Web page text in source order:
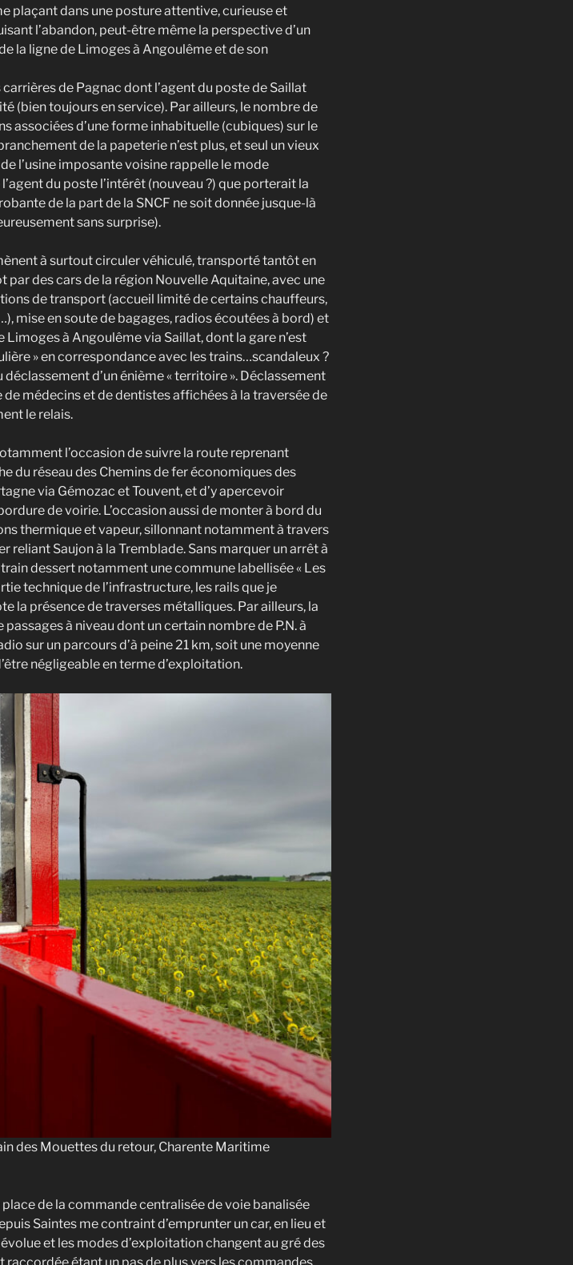
plaçant dans une posture attentive, curieuse et
l’abandon, peut-être même la perspective d’un
la ligne de Limoges à Angoulême et de son
de Pagnac dont l’agent du poste de Saillat
(bien toujours en service). Par ailleurs, le nombre de
associées d’une forme inhabituelle (cubiques) sur le
de la papeterie n’est plus, et seul un vieux
l’usine imposante voisine rappelle le mode
du poste l’intérêt (nouveau ?) que porterait la
de la part de la SNCF ne soit donnée jusque-là
sans surprise).
à surtout circuler véhiculé, transporté tantôt en
des cars de la région Nouvelle Aquitaine, avec une
de transport (accueil limité de certains chauffeurs,
mise en soute de bagages, radios écoutées à bord) et
Limoges à Angoulême via Saillat, dont la gare n’est
» en correspondance avec les trains…scandaleux ?
d’un énième « territoire ». Déclassement
médecins et de dentistes affichées à la traversée de
le relais.
l’occasion de suivre la route reprenant
du réseau des Chemins de fer économiques des
via Gémozac et Touvent, et d’y apercevoir
de voirie. L’occasion aussi de monter à bord du
thermique et vapeur, sillonnant notamment à travers
reliant Saujon à la Tremblade. Sans marquer un arrêt à
dessert notamment une commune labellisée « Les
technique de l’infrastructure, les rails que je
la présence de traverses métalliques. Par ailleurs, la
à niveau dont un certain nombre de P.N. à
sur un parcours d’à peine 21 km, soit une moyenne
négligeable en terme d’exploitation.
des Mouettes du retour, Charente Maritime
de la commande centralisée de voie banalisée
Saintes me contraint d’emprunter un car, en lieu et
et les modes d’exploitation changent au gré des
étant un pas de plus vers les commandes